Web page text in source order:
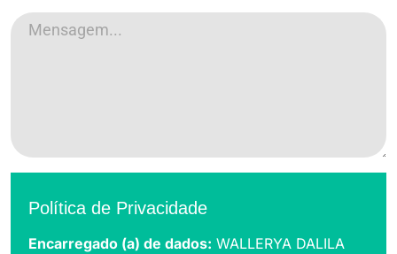
Política de Privacidade
Encarregado (a) de dados: WALLERYA DALILA